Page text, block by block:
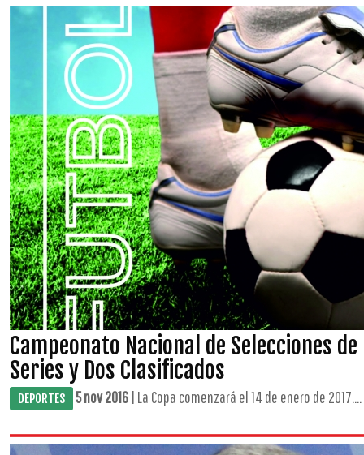
Campeonato Nacional de Selecciones
Series y Dos Clasificados
DEPORTES 5 nov 2016 | La Copa comenzará el 14 de enero de 2017....